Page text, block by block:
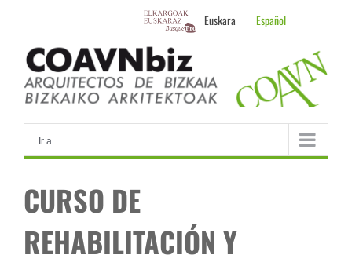
Euskara Español
content
Ir a...
CURSO DE
REHABILITACIÓN Y